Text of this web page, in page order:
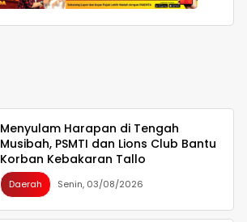
Menyulam Harapan di Tengah
Musibah, PSMTI dan Lions Club Bantu
Korban Kebakaran Tallo
Daerah Senin, 03/08/2026